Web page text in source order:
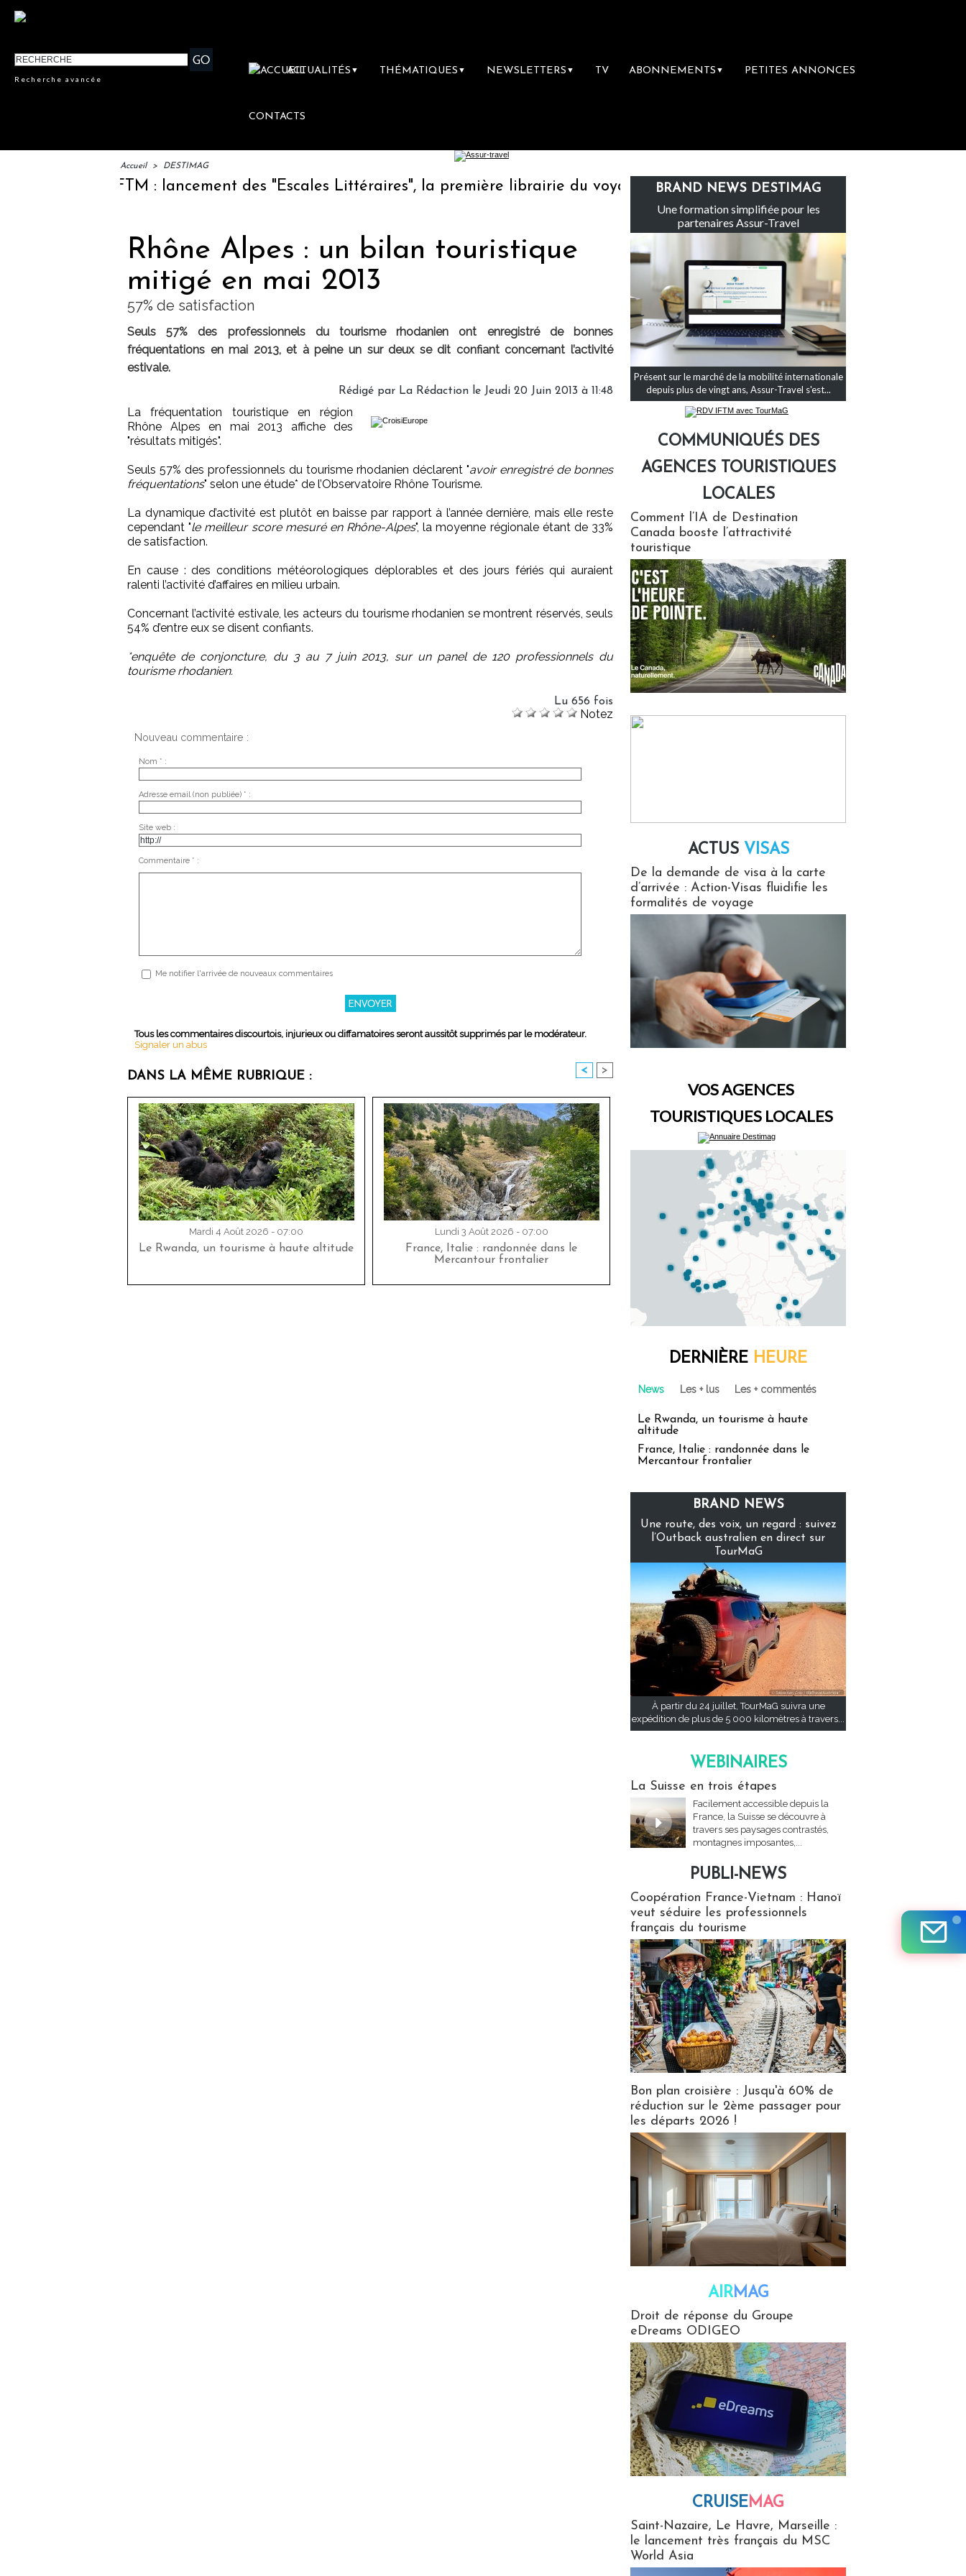
Recherche avancée
ACTUALITÉS ▼ THÉMATIQUES ▼ NEWSLETTERS ▼ TV ABONNEMENTS ▼ PETITES ANNONCES
CONTACTS
Accueil > DESTIMAG
IFTM : lancement des "Escales Littéraires", la première librairie du voyage Le groupe Sainte-Claire rachète Eden Tour
Rhône Alpes : un bilan touristique
mitigé en mai 2013
57% de satisfaction
Seuls 57% des professionnels du tourisme rhodanien ont enregistré de bonnes
fréquentations en mai 2013, et à peine un sur deux se dit confiant concernant l’activité
estivale.
Rédigé par La Rédaction le Jeudi 20 Juin 2013 à 11:48
La fréquentation touristique en région
Rhône Alpes en mai 2013 affiche des
"résultats mitigés".
Seuls 57% des professionnels du tourisme rhodanien déclarent "avoir enregistré de bonnes
fréquentations" selon une étude* de l’Observatoire Rhône Tourisme.
La dynamique d’activité est plutôt en baisse par rapport à l’année dernière, mais elle reste
cependant "le meilleur score mesuré en Rhône-Alpes", la moyenne régionale étant de 33%
de satisfaction.
En cause : des conditions météorologiques déplorables et des jours fériés qui auraient
ralenti l’activité d’affaires en milieu urbain.
Concernant l’activité estivale, les acteurs du tourisme rhodanien se montrent réservés, seuls
54% d’entre eux se disent confiants.
*enquête de conjoncture, du 3 au 7 juin 2013, sur un panel de 120 professionnels du
tourisme rhodanien.
Lu 656 fois
Notez
Nouveau commentaire :
Nom * :
Adresse email (non publiée) * :
Site web :
Commentaire * :
Me notifier l'arrivée de nouveaux commentaires
Tous les commentaires discourtois, injurieux ou diffamatoires seront aussitôt supprimés par le modérateur.
Signaler un abus
DANS LA MÊME RUBRIQUE : < >
Mardi 4 Août 2026 - 07:00
Le Rwanda, un tourisme à haute altitude
Lundi 3 Août 2026 - 07:00
France, Italie : randonnée dans le
Mercantour frontalier
BRAND NEWS DESTIMAG
Une formation simplifiée pour les
partenaires Assur-Travel
Présent sur le marché de la mobilité internationale
depuis plus de vingt ans, Assur-Travel s'est...
COMMUNIQUÉS DES
AGENCES TOURISTIQUES
LOCALES
Comment l’IA de Destination
Canada booste l’attractivité
touristique
ACTUS VISAS
De la demande de visa à la carte
d’arrivée : Action-Visas fluidifie les
formalités de voyage
VOS AGENCES
TOURISTIQUES LOCALES
DERNIÈRE HEURE
News Les + lus Les + commentés
Le Rwanda, un tourisme à haute
altitude
France, Italie : randonnée dans le
Mercantour frontalier
BRAND NEWS
Une route, des voix, un regard : suivez
l’Outback australien en direct sur
TourMaG
À partir du 24 juillet, TourMaG suivra une
expédition de plus de 5 000 kilomètres à travers...
WEBINAIRES
La Suisse en trois étapes
Facilement accessible depuis la
France, la Suisse se découvre à
travers ses paysages contrastés,
montagnes imposantes,...
PUBLI-NEWS
Coopération France-Vietnam : Hanoï
veut séduire les professionnels
français du tourisme
Bon plan croisière : Jusqu'à 60% de
réduction sur le 2ème passager pour
les départs 2026 !
AIRMAG
Droit de réponse du Groupe
eDreams ODIGEO
CRUISEMAG
Saint-Nazaire, Le Havre, Marseille :
le lancement très français du MSC
World Asia